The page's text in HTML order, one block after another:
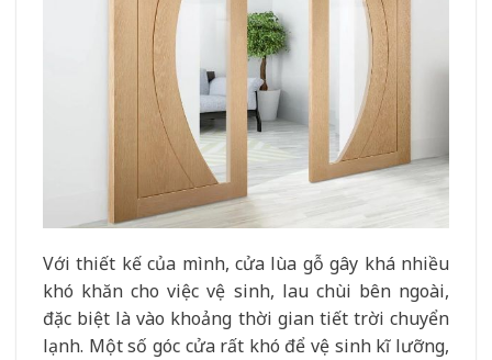
Với thiết kế của mình, cửa lùa gỗ gây khá nhiều
khó khăn cho việc vệ sinh, lau chùi bên ngoài,
đặc biệt là vào khoảng thời gian tiết trời chuyển
lạnh. Một số góc cửa rất khó để vệ sinh kĩ lưỡng,